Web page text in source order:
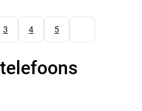
3 4 5